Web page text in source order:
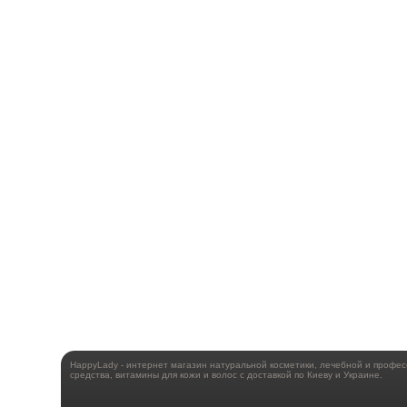
HappyLady - интернет магазин натуральной косметики, лечебной и
средства, витамины для кожи и волос с доставкой по Киеву и Украине.